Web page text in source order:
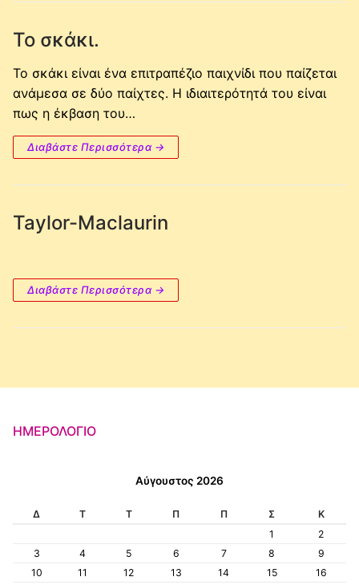
Το σκάκι.
Το σκάκι είναι ένα επιτραπέζιο παιχνίδι που παίζεται
ανάμεσα σε δύο παίχτες. Η ιδιαιτερότητά του είναι
πως η έκβαση του…
Διαβάστε Περισσότερα →
Taylor-Maclaurin
Διαβάστε Περισσότερα →
ΗΜΕΡΟΛΌΓΙΟ
Αύγουστος 2026
Δ Τ Τ Π Π Σ
Κ
1
2
3
4 5 6 7 8
9
10
11 12 13 14 15
16